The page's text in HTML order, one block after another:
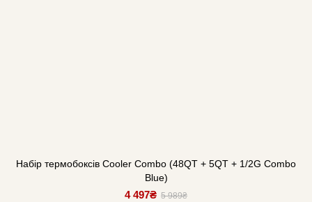
Набір термобоксів Cooler Combo (48QT + 5QT + 1/2G Combo
Blue)
4 497₴ 5 989₴